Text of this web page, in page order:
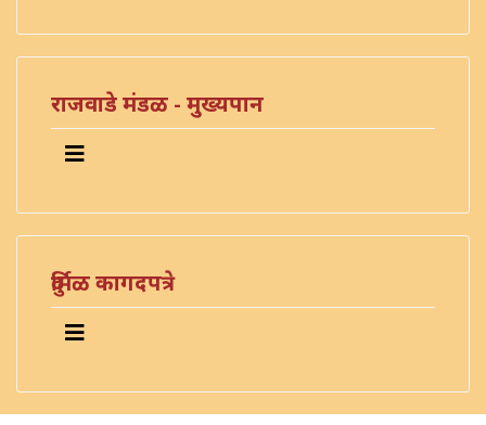
राजवाडे मंडळ - मुख्यपान
दुर्मिळ कागदपत्रे